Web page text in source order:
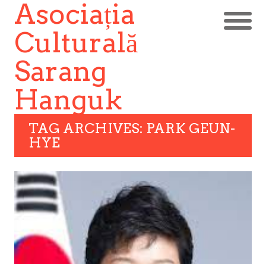
Asociația
Culturală
Sarang
Hanguk
TAG ARCHIVES: PARK GEUN-
HYE